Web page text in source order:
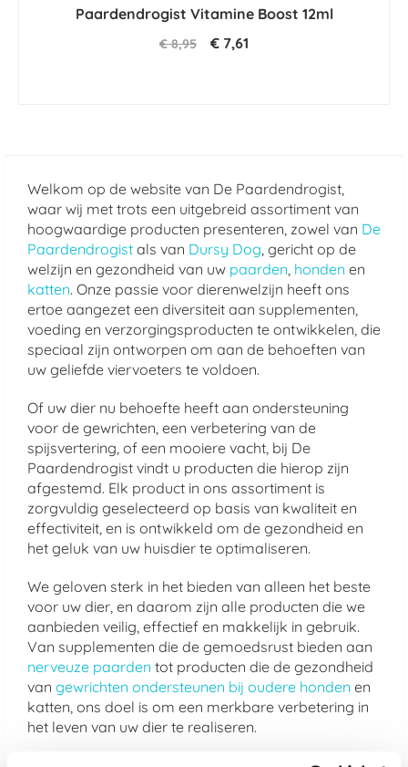
Paardendrogist Vitamine Boost 12ml
€ 8,95 € 7,61
Welkom op de website van De Paardendrogist,
waar wij met trots een uitgebreid assortiment van
hoogwaardige producten presenteren, zowel van De
Paardendrogist als van Dursy Dog, gericht op de
welzijn en gezondheid van uw paarden, honden en
katten. Onze passie voor dierenwelzijn heeft ons
ertoe aangezet een diversiteit aan supplementen,
voeding en verzorgingsproducten te ontwikkelen, die
speciaal zijn ontworpen om aan de behoeften van
uw geliefde viervoeters te voldoen.
Of uw dier nu behoefte heeft aan ondersteuning
voor de gewrichten, een verbetering van de
spijsvertering, of een mooiere vacht, bij De
Paardendrogist vindt u producten die hierop zijn
afgestemd. Elk product in ons assortiment is
zorgvuldig geselecteerd op basis van kwaliteit en
effectiviteit, en is ontwikkeld om de gezondheid en
het geluk van uw huisdier te optimaliseren.
We geloven sterk in het bieden van alleen het beste
voor uw dier, en daarom zijn alle producten die we
aanbieden veilig, effectief en makkelijk in gebruik.
Van supplementen die de gemoedsrust bieden aan
nerveuze paarden tot producten die de gezondheid
van gewrichten ondersteunen bij oudere honden en
katten, ons doel is om een merkbare verbetering in
het leven van uw dier te realiseren.